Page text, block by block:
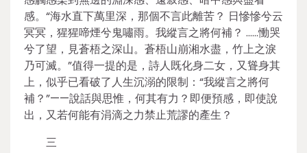
感。“海水直下萬里深，那個不言此離苦？ 日慘慘兮云
冥冥，猩猩啼煙兮鬼嘯雨。我縱言之將何補？ ……慟哭
兮了望，見蒼梧之深山。蒼梧山崩湘水盡，竹上之淚
乃可滅。”值得一提的是，詩人既化身二女，又聳身其
上，似乎已看破了人生沉溺的限制：“我縱言之將何
補？”——說話與思惟，何其有力？即便預感，即使說
出，又若何能有涓滴之力禁止荒謬的產生？
三